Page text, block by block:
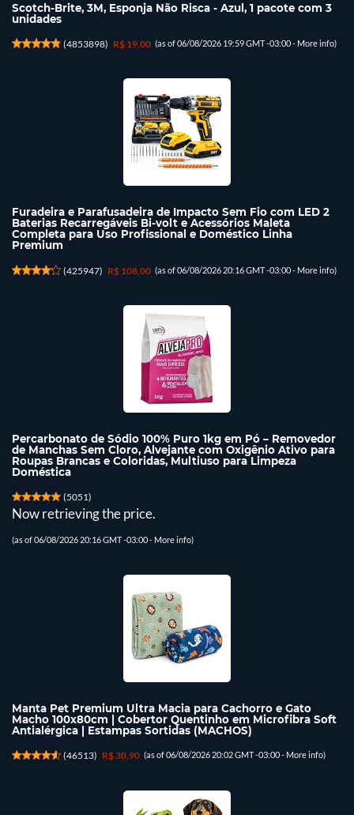
Scotch-Brite, 3M, Esponja Não Risca - Azul, 1 pacote com 3
unidades
(4853898) R$ 19,00 (as of 06/08/2026 19:59 GMT -03:00 - More info)
Furadeira e Parafusadeira de Impacto Sem Fio com LED 2
Baterias Recarregáveis Bi-volt e Acessórios Maleta
Completa para Uso Profissional e Doméstico Linha
Premium
(425947) R$ 108,00 (as of 06/08/2026 20:16 GMT -03:00 - More info)
Percarbonato de Sódio 100% Puro 1kg em Pó – Removedor
de Manchas Sem Cloro, Alvejante com Oxigênio Ativo para
Roupas Brancas e Coloridas, Multiuso para Limpeza
Doméstica
(5051)
Now retrieving the price.
(as of 06/08/2026 20:16 GMT -03:00 - More info)
Manta Pet Premium Ultra Macia para Cachorro e Gato
Macho 100x80cm | Cobertor Quentinho em Microfibra Soft
Antialérgica | Estampas Sortidas (MACHOS)
(46513) R$ 30,90 (as of 06/08/2026 20:02 GMT -03:00 - More info)